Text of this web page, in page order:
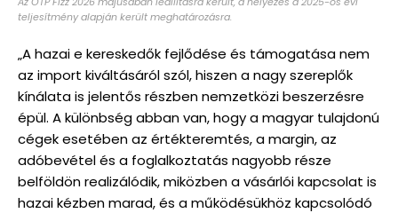
teljesítmény alapján került meghatározásra.
„A hazai e kereskedők fejlődése és támogatása nem
az import kiváltásáról szól, hiszen a nagy szereplők
kínálata is jelentős részben nemzetközi beszerzésre
épül. A különbség abban van, hogy a magyar tulajdonú
cégek esetében az értékteremtés, a margin, az
adóbevétel és a foglalkoztatás nagyobb része
belföldön realizálódik, miközben a vásárlói kapcsolat is
hazai kézben marad, és a működésükhöz kapcsolódó